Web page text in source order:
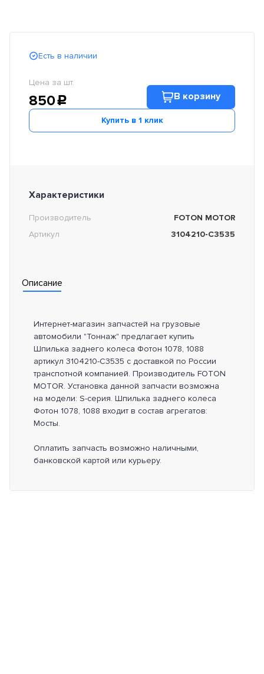
Есть в наличии
Цена за шт.
850c В корзину
Купить в 1 клик
Характеристики
Производитель
FOTON MOTOR
Артикул
3104210-C3535
Описание
Интернет-магазин запчастей на грузовые
автомобили "Тоннаж" предлагает купить
Шпилька заднего колеса Фотон 1078, 1088
артикул 3104210-C3535 с доставкой по России
транспотной компанией. Производитель FOTON
MOTOR. Установка данной запчасти возможна
на модели: S-серия. Шпилька заднего колеса
Фотон 1078, 1088 входит в состав агрегатов:
Мосты.
Оплатить запчасть возможно наличными,
банковской картой или курьеру.